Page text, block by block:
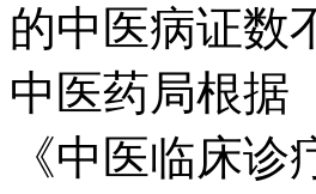
的中医病证数
中医药局根据
《中医临床